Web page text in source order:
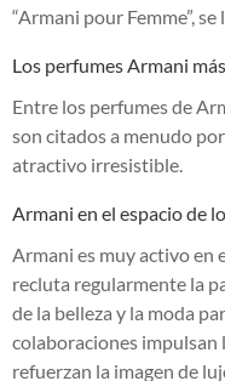
“Armani pour Femme”, se
Los perfumes Armani
Entre los perfumes de
son citados a menudo
atractivo irresistible.
Armani en el espacio de
Armani es muy activo en
recluta regularmente la
de la belleza y la moda
colaboraciones impulsan
refuerzan la imagen de